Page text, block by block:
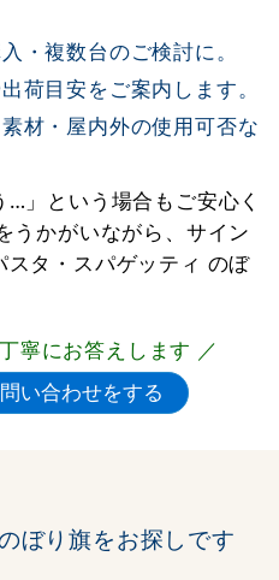
・複数台のご検討に。
荷目安をご案内します。
材・屋内外の使用可否な
…」という場合もご安心く
うかがいながら、サイン
タ・スパゲッティ のぼ
寧にお答えします ／
ぼり旗をお探しです